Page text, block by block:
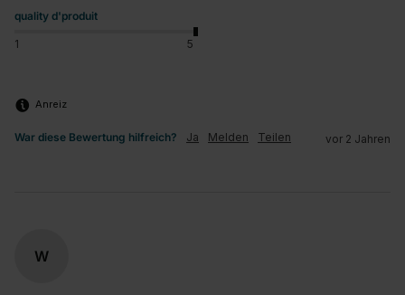
quality d'produit
1 5
Anreiz
War diese Bewertung hilfreich? Ja Melden Teilen vor 2 Jahren
W